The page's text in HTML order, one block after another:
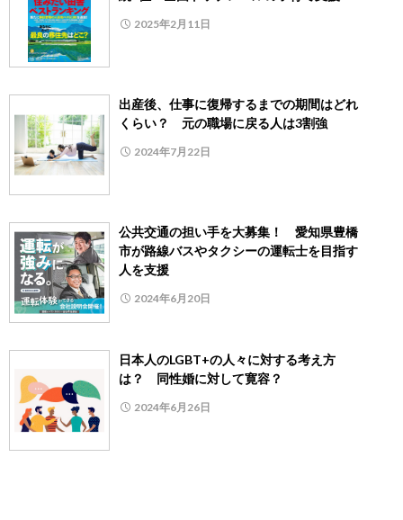
2025年2月11日
出産後、仕事に復帰するまでの期間はどれ
くらい？ 元の職場に戻る人は3割強
2024年7月22日
公共交通の担い手を大募集！ 愛知県豊橋
市が路線バスやタクシーの運転士を目指す
人を支援
2024年6月20日
日本人のLGBT+の人々に対する考え方
は？ 同性婚に対して寛容？
2024年6月26日